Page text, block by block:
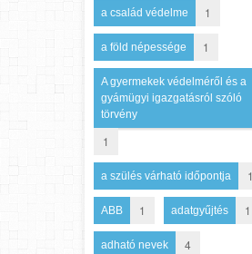
a család védelme 1
a föld népessége 1
A gyermekek védelméről és a
gyámügyi igazgatásról szóló
törvény
1
a szülés várható időpontja 1
ABB 1 adatgyűjtés 1
adható nevek 4